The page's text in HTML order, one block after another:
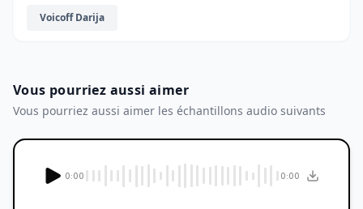
Voicoff Darija
Vous pourriez aussi aimer
Vous pourriez aussi aimer les échantillons audio suivants
0:00 0:00